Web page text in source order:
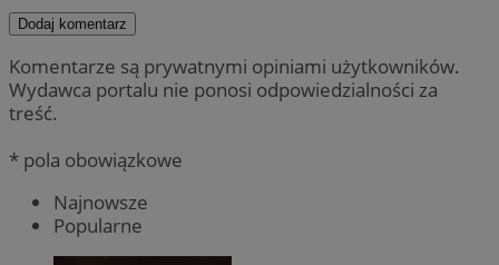
Dodaj komentarz
Komentarze są prywatnymi opiniami użytkowników.
Wydawca portalu nie ponosi odpowiedzialności za
treść.
* pola obowiązkowe
Najnowsze
Popularne